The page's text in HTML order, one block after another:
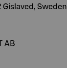
Gislaved, Sweden
AB